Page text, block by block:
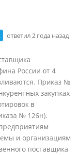
ответил 2 года назад
России от 4
Приказ №
закупках
в
№ 126н).
и организациям
поставщика